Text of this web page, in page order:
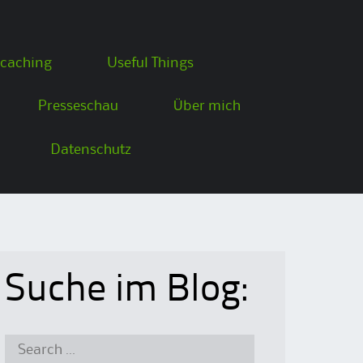
Useful Things
Presseschau Über mich
Datenschutz
Suche im Blog:
Search